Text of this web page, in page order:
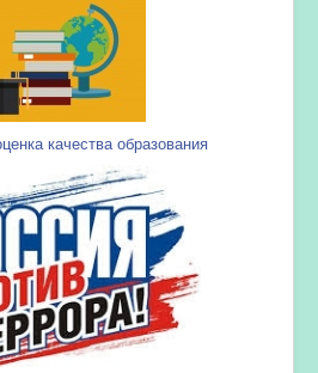
качества образования